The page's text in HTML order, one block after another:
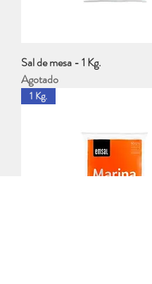
Sal de mesa - 1 Kg.
Agotado
1 Kg.